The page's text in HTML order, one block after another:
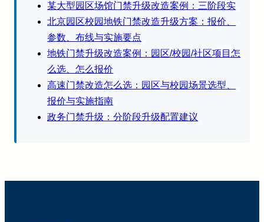
某大型园区场馆门禁升级改造案例：三阶段实
北京园区校园地铁门禁改造升级方案：报价、
参数、布线与实施要点
地铁门禁升级改造案例：园区/校园/社区项目怎
么选、怎么报价
高速门禁改造怎么选：园区与校园场景选型、
报价与实施指南
政务门禁升级：分阶段升级配置建议